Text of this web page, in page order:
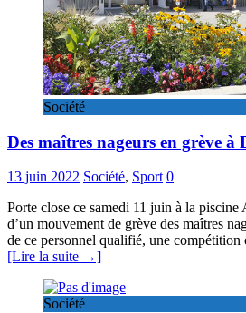
Société
Des maîtres nageurs en grève à
13 juin 2022 Société, Sport 0
Porte close ce samedi 11 juin à la
d’un mouvement de grève des maîtres
de ce personnel qualifié, une compétition
[Lire la suite →]
Société